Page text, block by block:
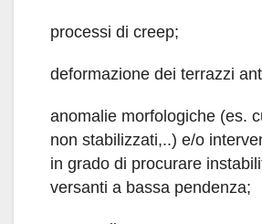
processi di creep;
deformazione dei terrazzi
anomalie morfologiche (es.
non stabilizzati,..) e/o
in grado di procurare
versanti a bassa pendenza;